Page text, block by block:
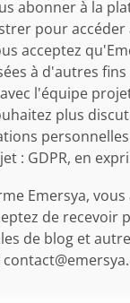
abonner à la
pour
acceptez
à d'autres
l'équipe
plus
: GDPR, en
Emersya,
de recevoir
de blog et